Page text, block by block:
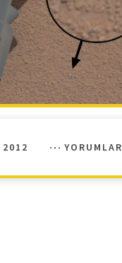
2012 YORUMLAR